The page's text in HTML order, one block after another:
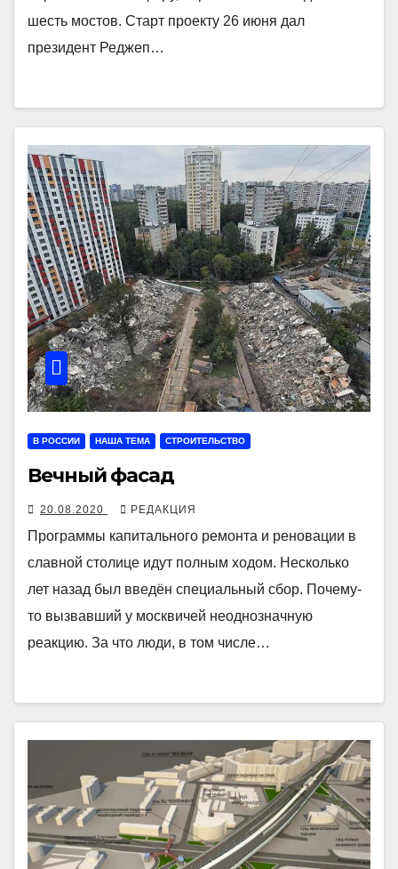
шесть мостов. Старт проекту 26 июня дал
президент Реджеп…
В РОССИИ НАША ТЕМА СТРОИТЕЛЬСТВО
Вечный фасад
20.08.2020 РЕДАКЦИЯ
Программы капитального ремонта и реновации в
славной столице идут полным ходом. Несколько
лет назад был введён специальный сбор. Почему-
то вызвавший у москвичей неоднозначную
реакцию. За что люди, в том числе…